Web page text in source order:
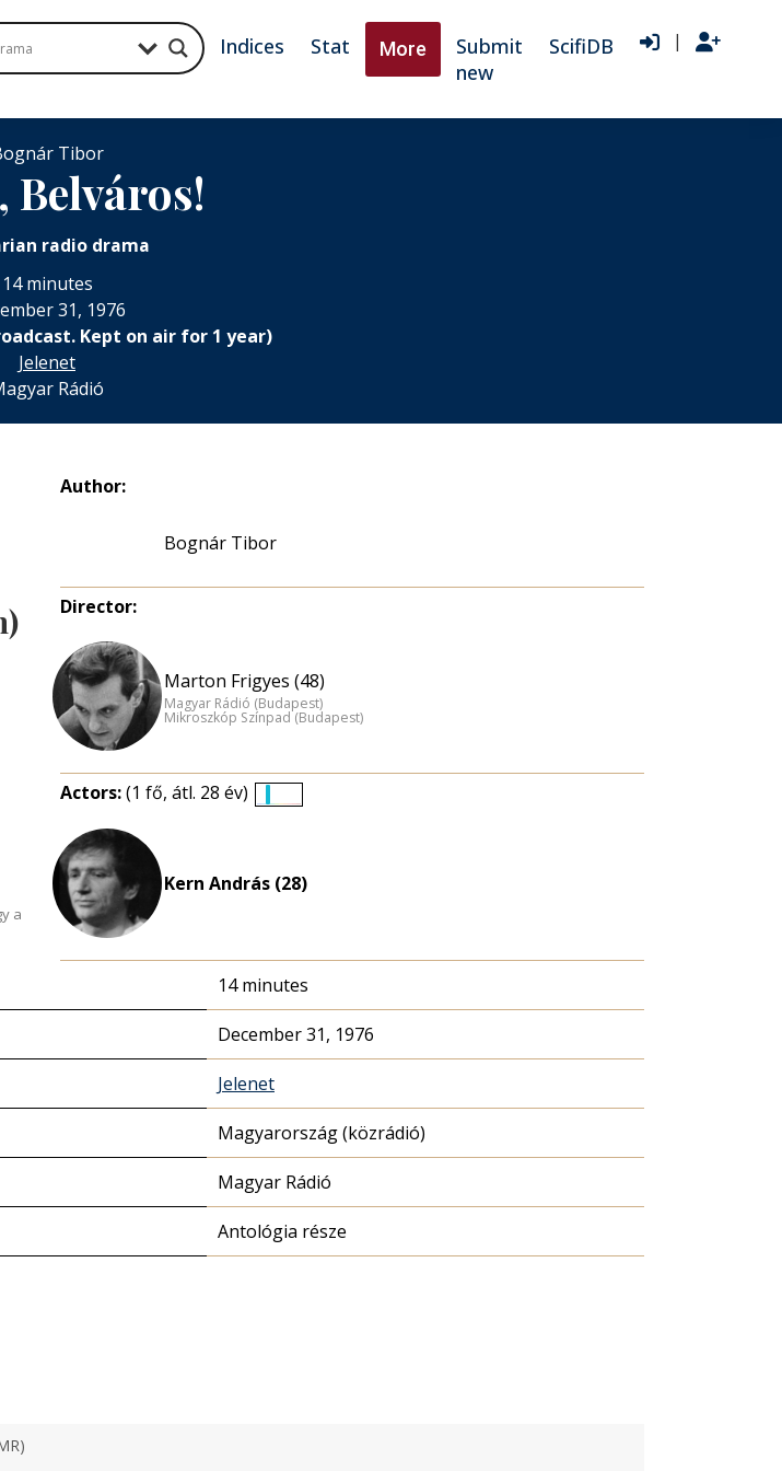
Indices Stat More
Submit
new
ScifiDB |
Tibor
Belváros!
radio drama
14 minutes
31, 1976
Kept on air for 1 year)
Jelenet
Rádió
a
Author:
Bognár Tibor
Director:
Marton Frigyes (48)
Magyar Rádió (Budapest)
Mikroszkóp Színpad (Budapest)
Actors:(1 fő, átl. 28 év)
Kern András (28)
14 minutes
December 31, 1976
Jelenet
Magyarország (közrádió)
Magyar Rádió
Antológia része